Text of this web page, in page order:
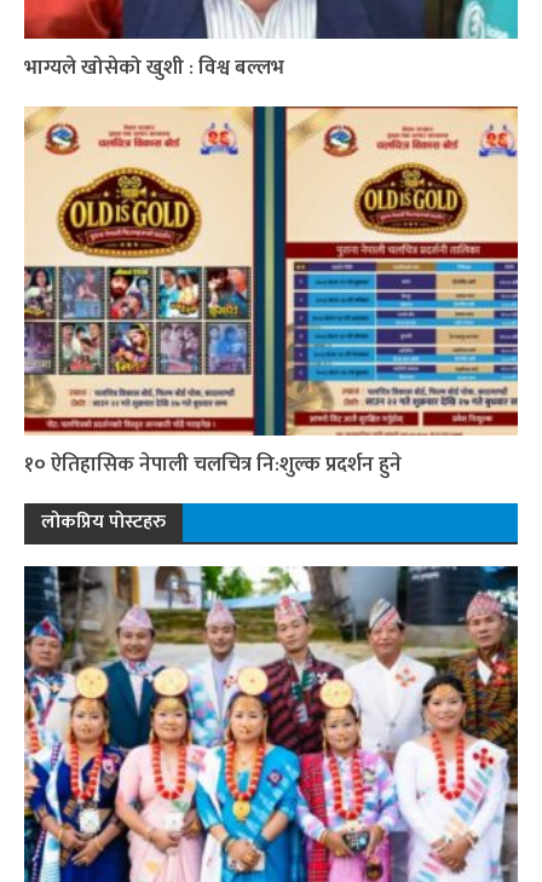
भाग्यले खोसेको खुशी : विश्व बल्लभ
१० ऐतिहासिक नेपाली चलचित्र नि:शुल्क प्रदर्शन हुने
लोकप्रिय पोस्टहरु